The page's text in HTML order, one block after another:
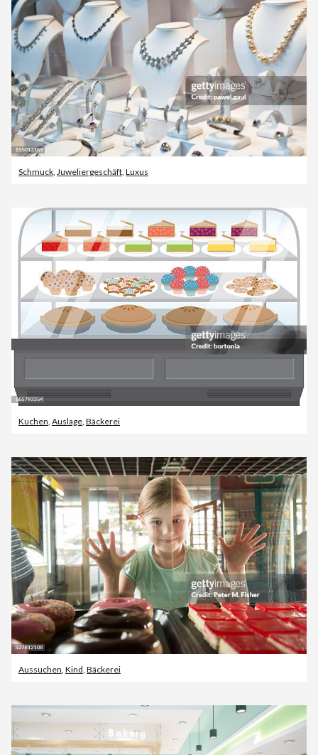
Schmuck Juweliergeschäft Luxus
Kuchen Auslage Bäckerei
Aussuchen, Kind, Bäckerei